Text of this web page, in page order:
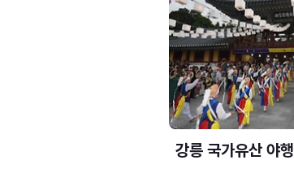
강릉 국가유산 야행